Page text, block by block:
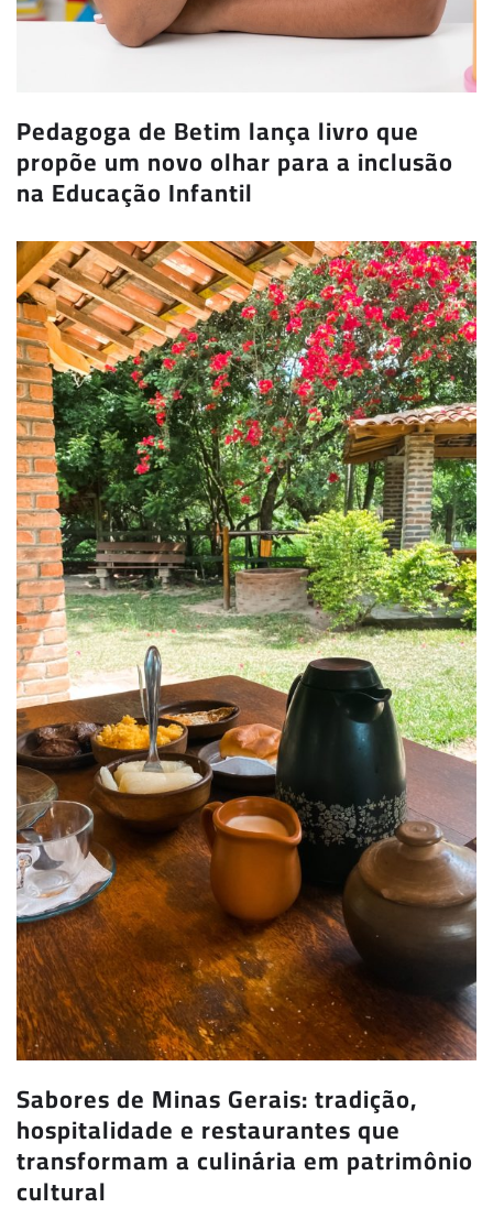
Pedagoga de Betim lança livro que
propõe um novo olhar para a inclusão
na Educação Infantil
Sabores de Minas Gerais: tradição,
hospitalidade e restaurantes que
transformam a culinária em patrimônio
cultural